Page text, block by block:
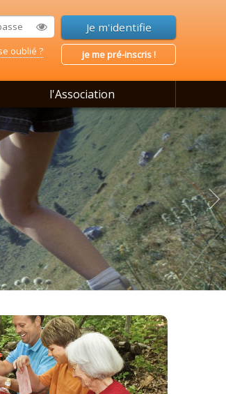
oublié ? je me pré-inscris !
l'Association